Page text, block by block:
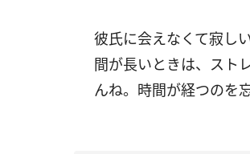
彼氏に会えなくて寂し
間が長いときは、スト
んね。時間が経つのを